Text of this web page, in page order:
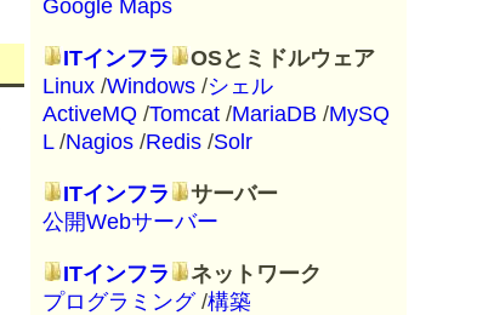
Google Maps
ITインフラ
OSとミドルウェア
Linux /Windows /シェル
ActiveMQ /Tomcat /MariaDB /MySQ
L/Nagios /Redis /Solr
ITインフラ
サーバー
公開Webサーバー
ITインフラ
ネットワーク
プログラミング/構築